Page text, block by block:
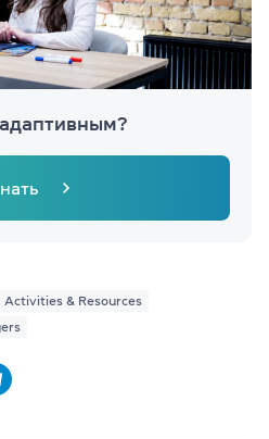
Activities & Resources